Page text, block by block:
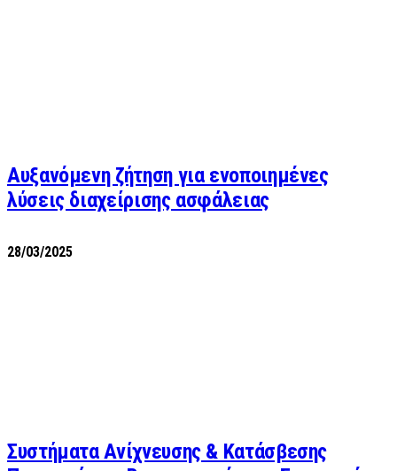
Αυξανόμενη ζήτηση για ενοποιημένες
λύσεις διαχείρισης ασφάλειας
28/03/2025
Συστήματα Ανίχνευσης & Κατάσβεσης